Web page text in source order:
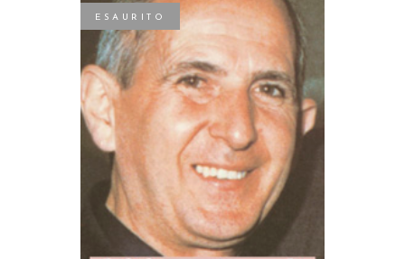
ESAURITO
LEGGI TUTTO